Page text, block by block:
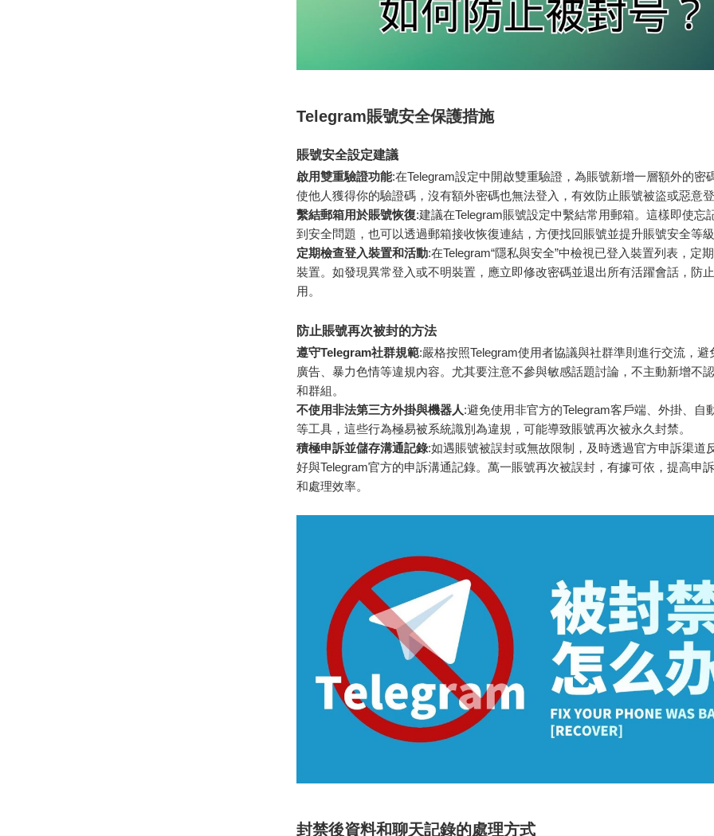
Telegram賬號安全保護措施
賬號安全設定建議
啟用雙重驗證功能:在Telegram設定中開啟雙重驗證，為賬號新增一層額外的密
使他人獲得你的驗證碼，沒有額外密碼也無法登入，有效防止賬號被盜或惡意登
繫結郵箱用於賬號恢復:建議在Telegram賬號設定中繫結常用郵箱。這樣即使忘
到安全問題，也可以透過郵箱接收恢復連結，方便找回賬號並提升賬號安全等級
定期檢查登入裝置和活動:在Telegram“隱私與安全”中檢視已登入裝置列表，定
裝置。如發現異常登入或不明裝置，應立即修改密碼並退出所有活躍會話，防
用。
防止賬號再次被封的方法
遵守Telegram社群規範:嚴格按照Telegram使用者協議與社群準則進行交流，避
廣告、暴力色情等違規內容。尤其要注意不參與敏感話題討論，不主動新增不
和群組。
不使用非法第三方外掛與機器人:避免使用非官方的Telegram客戶端、外掛、自
等工具，這些行為極易被系統識別為違規，可能導致賬號再次被永久封禁。
積極申訴並儲存溝通記錄:如遇賬號被誤封或無故限制，及時透過官方申訴渠道
好與Telegram官方的申訴溝通記錄。萬一賬號再次被誤封，有據可依，提高申
和處理效率。
封禁後資料和聊天記錄的處理方式